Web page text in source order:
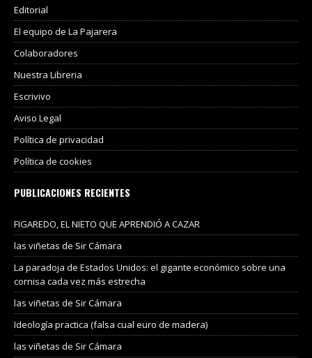
Editorial
El equipo de La Pajarera
Colaboradores
Nuestra Libreria
Escrivivo
Aviso Legal
Política de privacidad
Política de cookies
PUBLICACIONES RECIENTES
FIGAREDO, EL NIETO QUE APRENDIÓ A CAZAR
las viñetas de Sir Cámara
La paradoja de Estados Unidos: el gigante económico sobre una
cornisa cada vez más estrecha
las viñetas de Sir Cámara
Ideología practica (falsa cual euro de madera)
las viñetas de Sir Cámara